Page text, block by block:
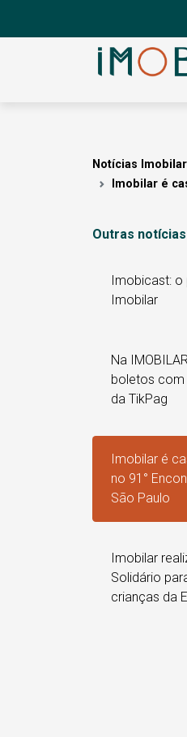
Notícias Imobilar
Imobilar é
Outras notícias
Imobicast:
Imobilar
Na
boletos com
da TikPag
Imobilar é
no 91°
São Paulo
Imobilar
Solidário
crianças da